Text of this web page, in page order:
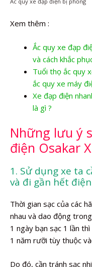
Xem thêm :
Ắc quy xe đạp
và cách khắc
Tuổi thọ ắc quy
ắc quy xe máy
Xe đạp điện
là gì ?
Những lưu ý
điện Osakar
1. Sử dụng xe ta
và đi gần hết
Thời gian sạc của các
nhau và dao động
1 ngày bạn sạc 1 lần
1 năm rưỡi tùy thuộc
Do đó, cần tránh sạc